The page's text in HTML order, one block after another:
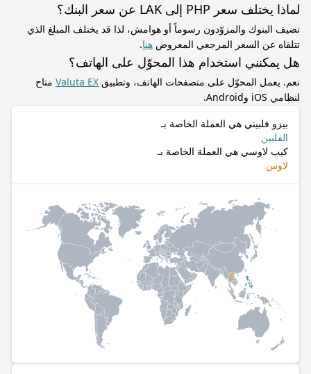
لماذا يختلف سعر PHP إلى LAK عن سعر البنك؟
تضيف البنوك والمزوّدون رسوماً أو هوامش، لذا قد يختلف المبلغ الذي
تتلقاه عن السعر المرجعي المعروض هنا.
هل يمكنني استخدام هذا المحوّل على الهاتف؟
نعم. يعمل المحوّل على متصفحات الهاتف، وتطبيق Valuta EX متاح
لنظامي iOS وAndroid.
بيزو فلبيني هي العملة الخاصة بـ
الفلبين
كيب لاوسي هي العملة الخاصة بـ
لاوس